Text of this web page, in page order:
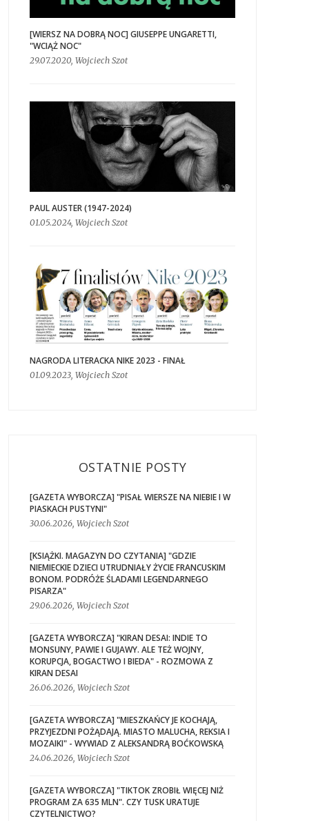
[WIERSZ NA DOBRĄ NOC] GIUSEPPE UNGARETTI,
"WCIĄŻ NOC"
29.07.2020, Wojciech Szot
PAUL AUSTER (1947-2024)
01.05.2024, Wojciech Szot
NAGRODA LITERACKA NIKE 2023 - FINAŁ
01.09.2023, Wojciech Szot
OSTATNIE POSTY
[GAZETA WYBORCZA] "PISAŁ WIERSZE NA NIEBIE I W
PIASKACH PUSTYNI"
30.06.2026, Wojciech Szot
[KSIĄŻKI. MAGAZYN DO CZYTANIA] "GDZIE
NIEMIECKIE DZIECI UTRUDNIAŁY ŻYCIE FRANCUSKIM
BONOM. PODRÓŻE ŚLADAMI LEGENDARNEGO
PISARZA"
29.06.2026, Wojciech Szot
[GAZETA WYBORCZA] "KIRAN DESAI: INDIE TO
MONSUNY, PAWIE I GUJAWY. ALE TEŻ WOJNY,
KORUPCJA, BOGACTWO I BIEDA" - ROZMOWA Z
KIRAN DESAI
26.06.2026, Wojciech Szot
[GAZETA WYBORCZA] "MIESZKAŃCY JE KOCHAJĄ,
PRZYJEZDNI POŻĄDAJĄ. MIASTO MALUCHA, REKSIA I
MOZAIKI" - WYWIAD Z ALEKSANDRĄ BOĆKOWSKĄ
24.06.2026, Wojciech Szot
[GAZETA WYBORCZA] "TIKTOK ZROBIŁ WIĘCEJ NIŻ
PROGRAM ZA 635 MLN". CZY TUSK URATUJE
CZYTELNICTWO?